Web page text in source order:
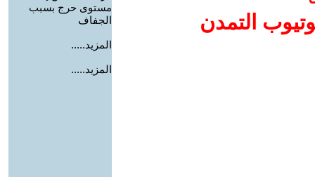
التمدن
مستوى حرج بسبب
الجفاف
المزيد.....
المزيد.....